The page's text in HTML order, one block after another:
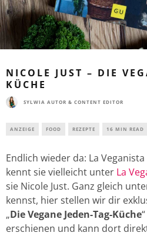
NICOLE JUST – DIE
KÜCHE
SYLWIA AUTOR & CONTENT EDITOR
ANZEIGE FOOD REZEPTE 16 MIN READ
Endlich wieder da: La
kennt sie vielleicht unter La
sie Nicole Just. Ganz gleich
kennst, hier stellen wir dir
„Die Vegane Jeden-Tag-Küche
erschienen und kann dort